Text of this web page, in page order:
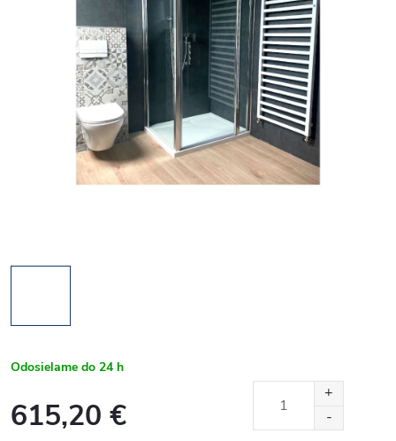
Odosielame do 24 h
615,20 €